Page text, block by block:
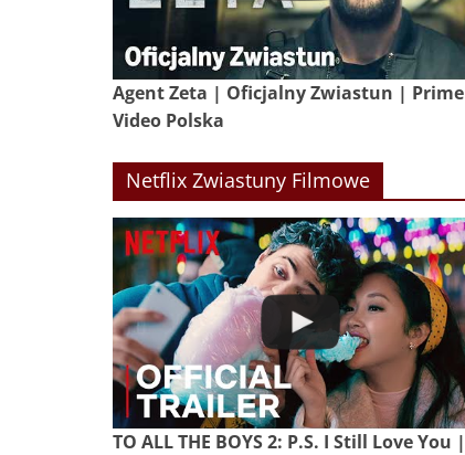
Agent Zeta | Oficjalny Zwiastun | Prime
Video Polska
Netflix Zwiastuny Filmowe
TO ALL THE BOYS 2: P.S. I Still Love You |